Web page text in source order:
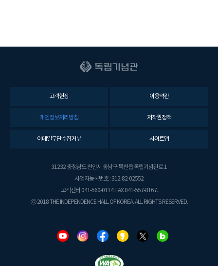
고객헌장 이용약관
개인정보처리방침 저작권정책
이메일무단수집거부 사이트맵
31232 충청남도 천안시 동남구 목천읍 독립기념관로 1
사업자등록번호 : 312-82-02552
고객센터 041-560-0114. FAX 041-557-8167.
ⓒ 2018 THE INDEPENDENCE HALL OF KOREA. ALL RIGHTS RESERVED.